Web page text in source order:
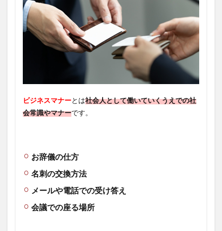
ビジネスマナーとは社会人として働いていくうえでの社
会常識やマナーです。
お辞儀の仕方
名刺の交換方法
メールや電話での受け答え
会議での座る場所